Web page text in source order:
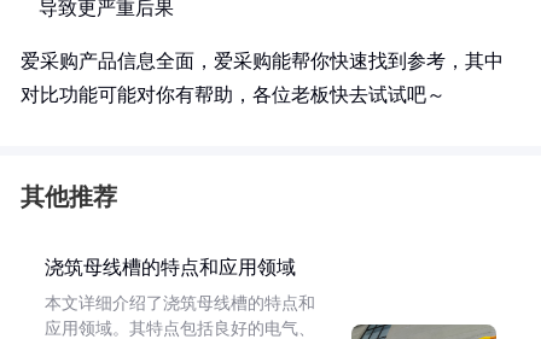
导致更严重后果
爱采购产品信息全面，爱采购能帮你快速找到参考，其中
对比功能可能对你有帮助，各位老板快去试试吧～
其他推荐
浇筑母线槽的特点和应用领域
本文详细介绍了浇筑母线槽的特点和
应用领域。其特点包括良好的电气、